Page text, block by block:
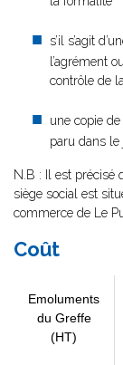
s’il s’agit
l’agrément
contrôle de
une copie
paru dans le
N.B : Il est précisé
siège social est
commerce de Le
Coût
Emoluments
du Greffe
(HT)